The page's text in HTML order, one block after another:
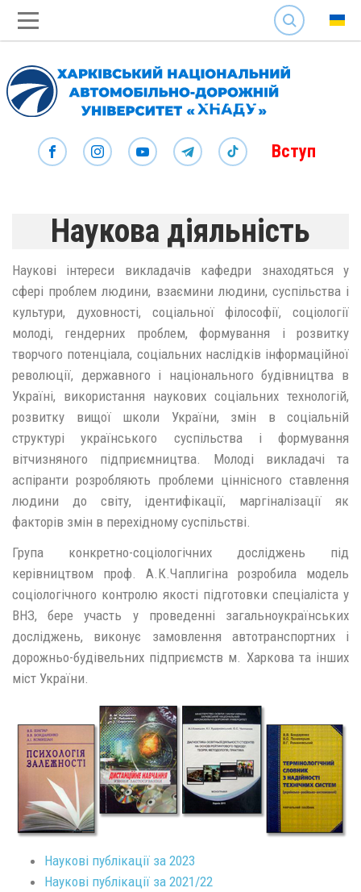
SEARCH
Вступ
Наукова діяльність
Наукові інтереси викладачів кафедри знаходяться у
сфері проблем людини, взаємини людини, суспільства і
культури, духовності, соціальної філософії, соціології
молоді, гендерних проблем, формування і розвитку
творчого потенціала, соціальних наслідків інформаційної
революції, державного і національного будівництва в
Україні, використання наукових соціальних технологій,
розвитку вищої школи України, змін в соціальній
структурі українського суспільства і формування
вітчизняного підприємництва. Молоді викладачі та
аспіранти розробляють проблеми ціннісного ставлення
людини до світу, ідентифікації, маргіналізації як
факторів змін в перехідному суспільстві.
Група конкретно-соціологічних досліджень під
керівництвом проф. А.К.Чаплигіна розробила модель
соціологічного контролю якості підготовки спеціаліста у
ВНЗ, бере участь у проведенні загальноукраїнських
досліджень, виконує замовлення автотранспортних і
дорожньо-будівельних підприємств м. Харкова та інших
міст України.
Наукові публікації за 2023
Наукові публікації за 2021/22